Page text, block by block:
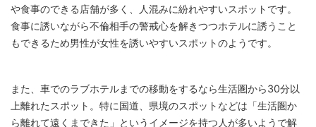
や食事のできる店舗が多く、人混みに紛れやすいスポットです。
食事に誘いながら不倫相手の警戒心を解きつつホテルに誘うこと
もできるため男性が女性を誘いやすいスポットのようです。
また、車でのラブホテルまでの移動をするなら生活圏から30分以
上離れたスポット。特に国道、県境のスポットなどは「生活圏か
ら離れて遠くまできた」というイメージを持つ人が多いようで解